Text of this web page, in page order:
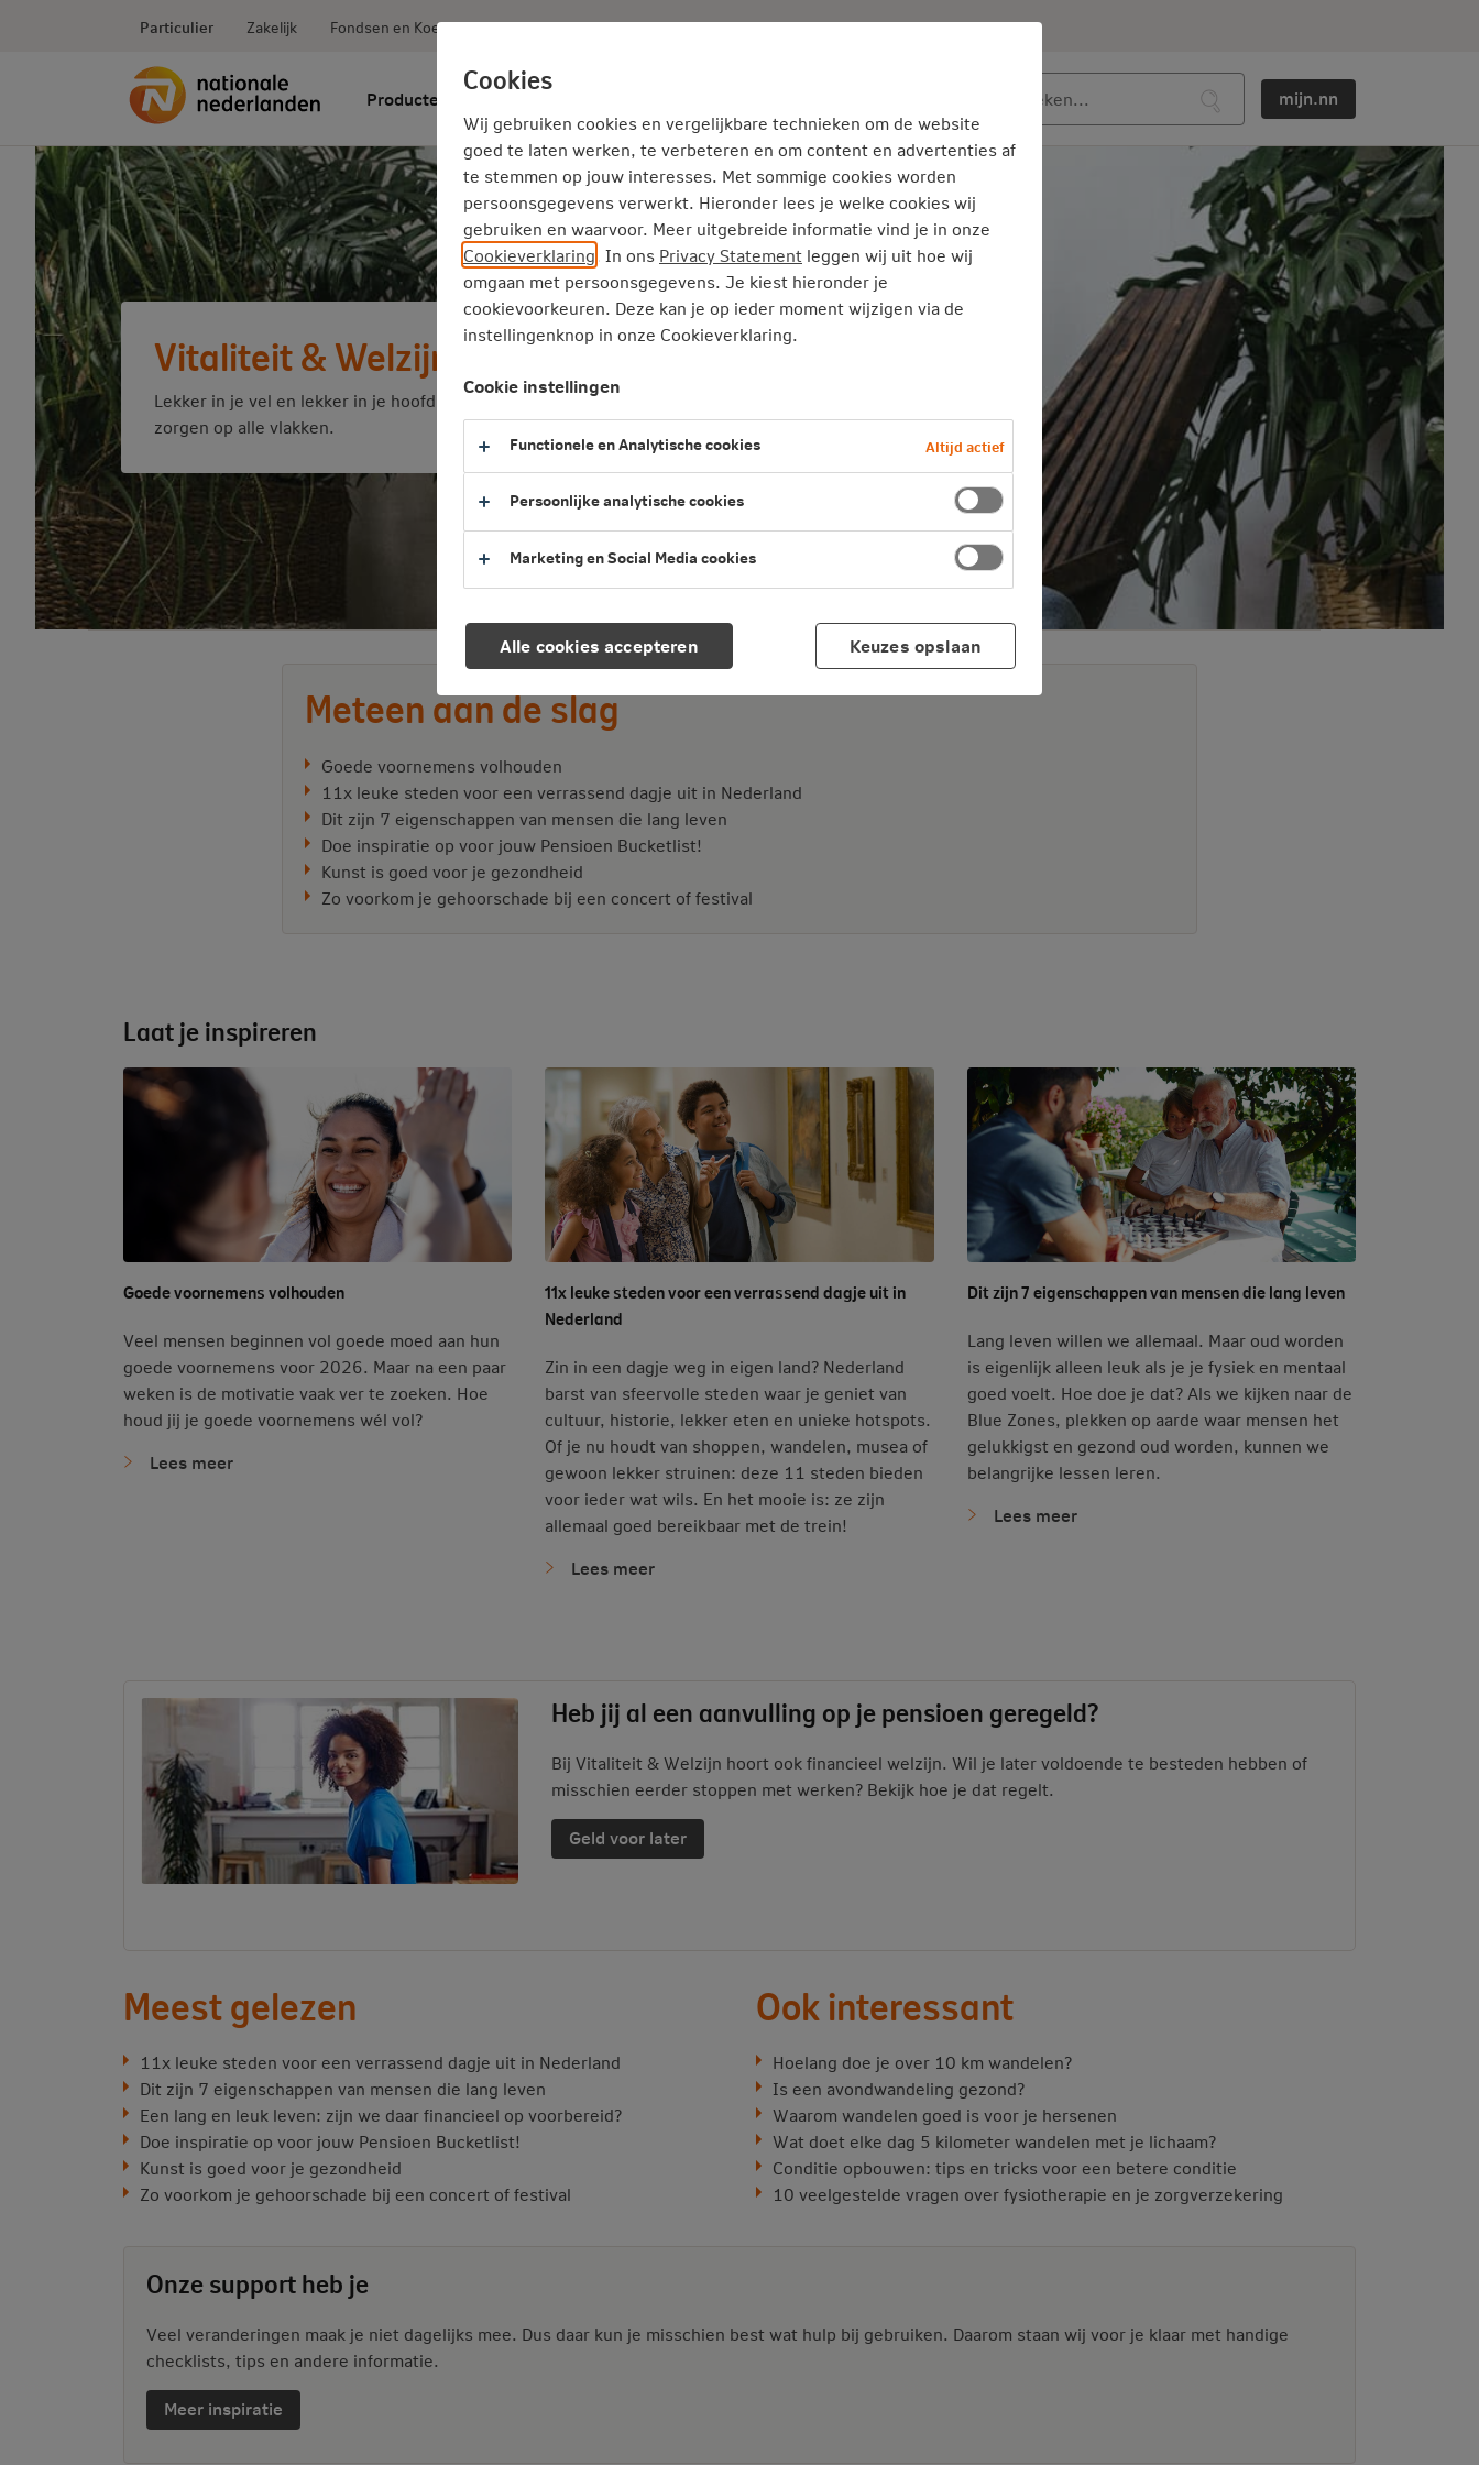
Particulier Zakelijk Fondsen en Koersen Adviseur Nieuws
Producten Service en Contact mijn.nn
Vitaliteit & Welzijn
Lekker in je vel en lekker in je hoofd: tips om goed voor jezelf te
zorgen op alle vlakken.
Meteen aan de slag
Goede voornemens volhouden
11x leuke steden voor een verrassend dagje uit in Nederland
Dit zijn 7 eigenschappen van mensen die lang leven
Doe inspiratie op voor jouw Pensioen Bucketlist!
Kunst is goed voor je gezondheid
Zo voorkom je gehoorschade bij een concert of festival
Laat je inspireren
Goede voornemens volhouden
Veel mensen beginnen vol goede moed aan hun
goede voornemens voor 2026. Maar na een paar
weken is de motivatie vaak ver te zoeken. Hoe
houd jij je goede voornemens wél vol?
Lees meer
11x leuke steden voor een verrassend dagje uit in
Nederland
Zin in een dagje weg in eigen land? Nederland
barst van sfeervolle steden waar je geniet van
cultuur, historie, lekker eten en unieke hotspots.
Of je nu houdt van shoppen, wandelen, musea of
gewoon lekker struinen: deze 11 steden bieden
voor ieder wat wils. En het mooie is: ze zijn
allemaal goed bereikbaar met de trein!
Lees meer
Dit zijn 7 eigenschappen van mensen die lang leven
Lang leven willen we allemaal. Maar oud worden
is eigenlijk alleen leuk als je je fysiek en mentaal
goed voelt. Hoe doe je dat? Als we kijken naar de
Blue Zones, plekken op aarde waar mensen het
gelukkigst en gezond oud worden, kunnen we
belangrijke lessen leren.
Lees meer
Heb jij al een aanvulling op je pensioen geregeld?
Bij Vitaliteit & Welzijn hoort ook financieel welzijn. Wil je later voldoende te besteden hebben of
misschien eerder stoppen met werken? Bekijk hoe je dat regelt.
Geld voor later
Meest gelezen
11x leuke steden voor een verrassend dagje uit in Nederland
Dit zijn 7 eigenschappen van mensen die lang leven
Een lang en leuk leven: zijn we daar financieel op voorbereid?
Doe inspiratie op voor jouw Pensioen Bucketlist!
Kunst is goed voor je gezondheid
Zo voorkom je gehoorschade bij een concert of festival
Ook interessant
Hoelang doe je over 10 km wandelen?
Is een avondwandeling gezond?
Waarom wandelen goed is voor je hersenen
Wat doet elke dag 5 kilometer wandelen met je lichaam?
Conditie opbouwen: tips en tricks voor een betere conditie
10 veelgestelde vragen over fysiotherapie en je zorgverzekering
Onze support heb je
Veel veranderingen maak je niet dagelijks mee. Dus daar kun je misschien best wat hulp bij gebruiken. Daarom staan wij voor je klaar met handige
checklists, tips en andere informatie.
Meer inspiratie
Cookies
Wij gebruiken cookies en vergelijkbare technieken om de website
goed te laten werken, te verbeteren en om content en advertenties af
te stemmen op jouw interesses. Met sommige cookies worden
persoonsgegevens verwerkt. Hieronder lees je welke cookies wij
gebruiken en waarvoor. Meer uitgebreide informatie vind je in onze
Cookieverklaring. In ons Privacy Statement leggen wij uit hoe wij
omgaan met persoonsgegevens. Je kiest hieronder je
cookievoorkeuren. Deze kan je op ieder moment wijzigen via de
instellingenknop in onze Cookieverklaring.
Alle cookies accepteren
Cookie instellingen
Functionele en Analytische cookies Altijd actief
Persoonlijke analytische cookies
Marketing en Social Media cookies
Keuzes opslaan